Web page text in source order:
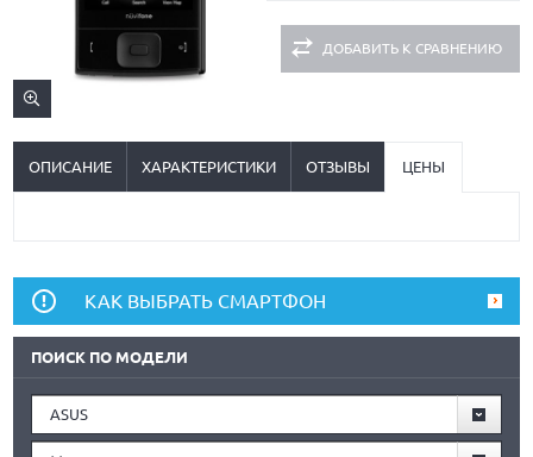
ДОБАВИТЬ К СРАВНЕНИЮ
ОПИСАНИЕ ХАРАКТЕРИСТИКИ ОТЗЫВЫ ЦЕНЫ
КАК ВЫБРАТЬ СМАРТФОН
ПОИСК ПО МОДЕЛИ
ASUS